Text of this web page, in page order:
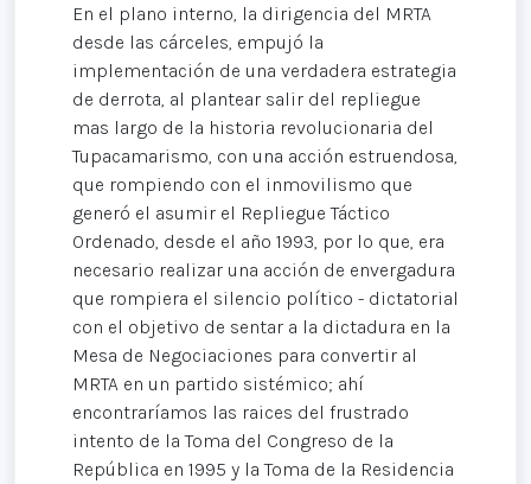
En el plano interno, la dirigencia del MRTA
desde las cárceles, empujó la
implementación de una verdadera estrategia
de derrota, al plantear salir del repliegue
mas largo de la historia revolucionaria del
Tupacamarismo, con una acción estruendosa,
que rompiendo con el inmovilismo que
generó el asumir el Repliegue Táctico
Ordenado, desde el año 1993, por lo que, era
necesario realizar una acción de envergadura
que rompiera el silencio político - dictatorial
con el objetivo de sentar a la dictadura en la
Mesa de Negociaciones para convertir al
MRTA en un partido sistémico; ahí
encontraríamos las raices del frustrado
intento de la Toma del Congreso de la
República en 1995 y la Toma de la Residencia